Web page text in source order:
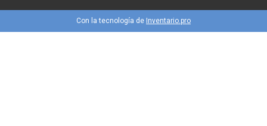
Con la tecnología de Inventario.pro